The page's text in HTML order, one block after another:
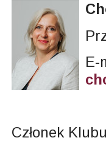
E-
Członek